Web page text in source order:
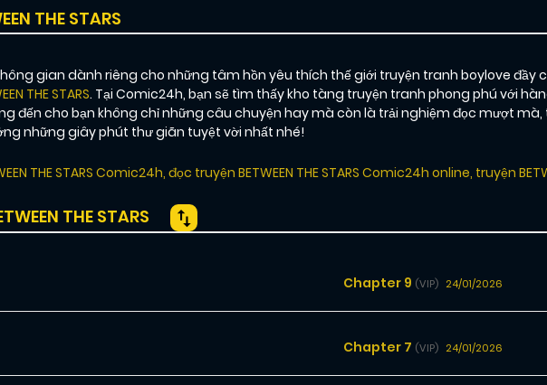
THE STARS
gian dành riêng cho những tâm hồn yêu thích thế giới truyện tranh boylove đầy
THE STARS. Tại Comic24h, bạn sẽ tìm thấy kho tàng truyện tranh phong phú với
cho bạn không chỉ những câu chuyện hay mà còn là trải nghiệm đọc mượt mà,
những giây phút thư giãn tuyệt vời nhất nhé!
THE STARS Comic24h, đọc truyện BETWEEN THE STARS Comic24h online, truyện
THE STARS
Chapter 9 (VIP) 24/01/2026
Chapter 7 (VIP) 24/01/2026